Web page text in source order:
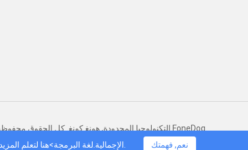
التكنولوجيا المحدودة, هونغ كونغ. كل الحقوق محفوظة.© 2016-2026 FoneDog
نعم, فهمتك